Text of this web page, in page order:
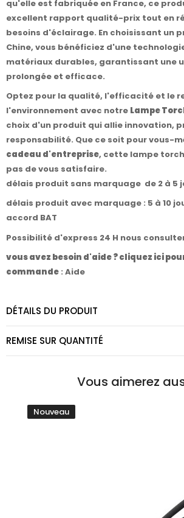
qu'elle est fabriquée en France, ce
excellent rapport qualité-prix tout en
besoins d'éclairage. En choisissant un
Chine, vous bénéficiez d'une
matériaux durables, garantissant une
prolongée et efficace.
Optez pour la qualité, l'efficacité et le
l'environnement avec notre Lampe
choix d'un produit qui allie innovation,
responsabilité. Que ce soit pour vous-
cadeau d'entreprise, cette lampe
pas de vous satisfaire.
délais produit sans marquage de 2 à 5
délais produit avec marquage : 5 à 10
accord BAT
Possibilité d'express 24 H nous
vous avez besoin d'aide ? cliquez ici
commande : Aide
DÉTAILS DU PRODUIT
REMISE SUR QUANTITÉ
Vous aimerez
Nouveau